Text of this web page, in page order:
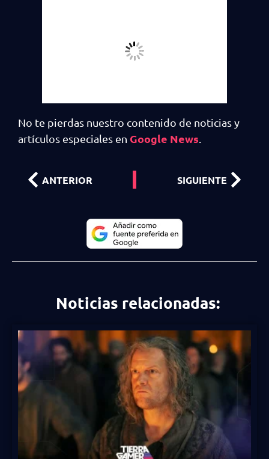
No te pierdas nuestro contenido de noticias y
artículos especiales en Google News
ANTERIOR SIGUIENTE
Noticias relacionadas: